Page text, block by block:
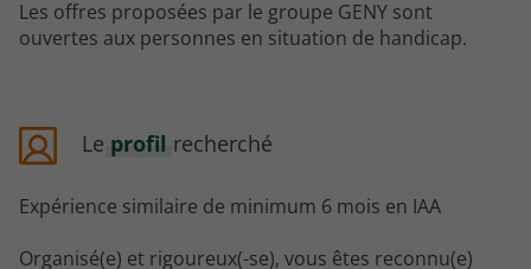
Les offres proposées par le groupe GENY sont
ouvertes aux personnes en situation de handicap.
Le profil recherché
Expérience similaire de minimum 6 mois en IAA
Organisé(e) et rigoureux(-se), vous êtes reconnu(e)